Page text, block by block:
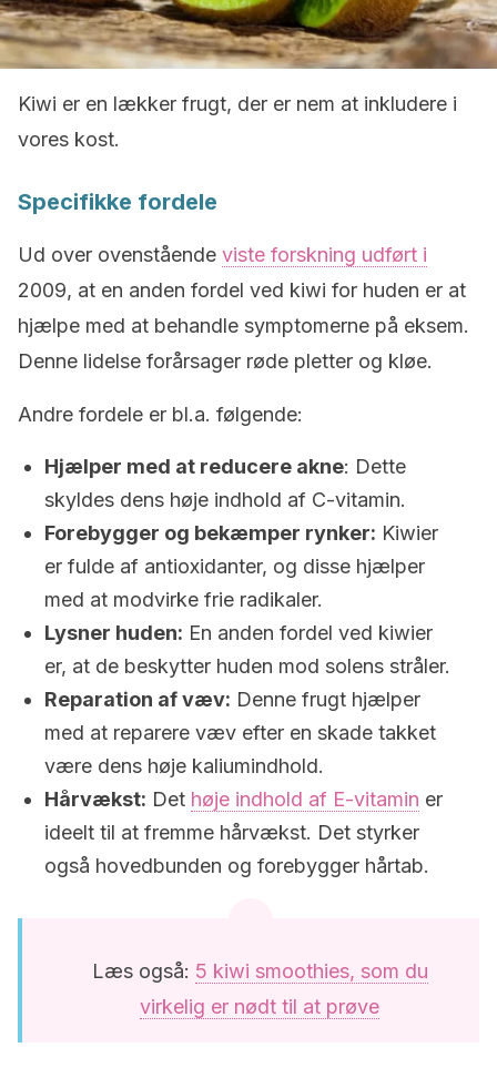
Kiwi er en lækker frugt, der er nem at inkludere i
vores kost.
Specifikke fordele
Ud over ovenstående viste forskning udført i
2009, at en anden fordel ved kiwi for huden er at
hjælpe med at behandle symptomerne på eksem.
Denne lidelse forårsager røde pletter og kløe.
Andre fordele er bl.a. følgende:
Hjælper med at reducere akne: Dette
skyldes dens høje indhold af C-vitamin.
Forebygger og bekæmper rynker: Kiwier
er fulde af antioxidanter, og disse hjælper
med at modvirke frie radikaler.
Lysner huden: En anden fordel ved kiwier
er, at de beskytter huden mod solens stråler.
Reparation af væv: Denne frugt hjælper
med at reparere væv efter en skade takket
være dens høje kaliumindhold.
Hårvækst: Det høje indhold af E-vitamin er
ideelt til at fremme hårvækst. Det styrker
også hovedbunden og forebygger hårtab.
Læs også: 5 kiwi smoothies, som du
virkelig er nødt til at prøve